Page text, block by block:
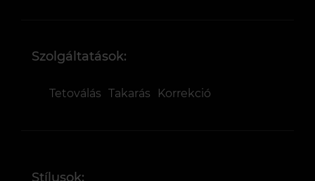
Szolgáltatások:
Tetoválás Takarás Korrekció
Stílusok: